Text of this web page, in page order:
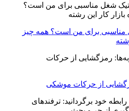
مناسبی برای من است؟ همه چیز
از حرکات موشکی